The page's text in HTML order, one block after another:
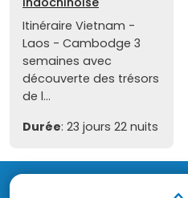
Itinéraire Vietnam -
Laos - Cambodge 3
semaines avec
découverte des trésors
de l...
Durée: 23 jours 22 nuits